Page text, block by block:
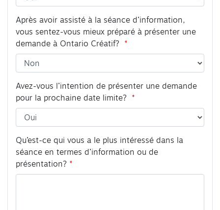
Après avoir assisté à la séance d’information,
vous sentez-vous mieux préparé à présenter une
demande à Ontario Créatif?
Avez-vous l’intention de présenter une demande
pour la prochaine date limite?
Qu’est-ce qui vous a le plus intéressé dans la
séance en termes d’information ou de
présentation?